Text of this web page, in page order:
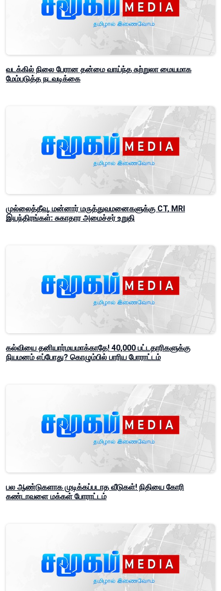
வடக்கில் நிலை பேரான தன்மை வாய்ந்த சுற்றுலா மையமாக
மேம்படுத்த நடவடிக்கை
முல்லைத்தீவு, மன்னார் மருத்துவமனைகளுக்கு CT, MRI
இயந்திரங்கள்: சுகாதார அமைச்சர் உறுதி
கல்வியை தனியார்மயமாக்காதே! 40,000 பட்டதாரிகளுக்கு
நியமனம் எப்போது? கொழும்பில் பாரிய போராட்டம்
பல ஆண்டுகளாக முடிக்கப்படாத வீடுகள்! நிதியை கோரி
கண்டாவளை மக்கள் போராட்டம்